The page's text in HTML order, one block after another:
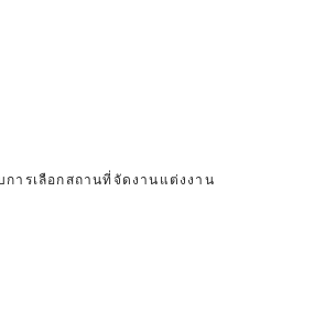
การเลือกสถานที่จัดงานแต่งงาน